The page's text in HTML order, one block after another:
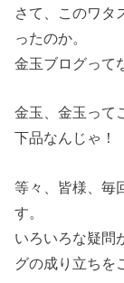
さて、このワタ
ったのか。
金玉ブログって
金玉、金玉って
下品なんじゃ！
等々、皆様、毎
す。
いろいろな疑問
グの成り立ちを